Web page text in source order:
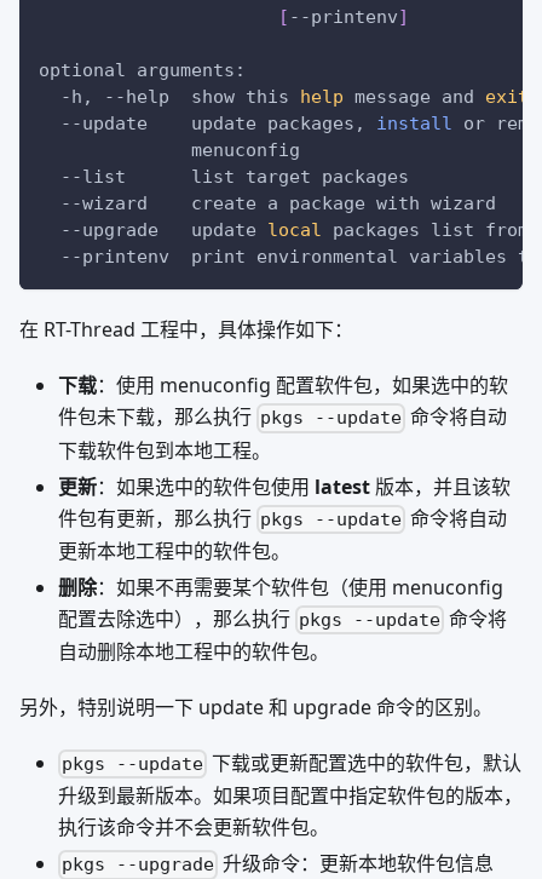
[ --printenv]
optional arguments:
  -h,
--help
  show this
help message and exit
--update
    update packages,
install or
              menuconfig
--list
      list target packages
--wizard
    create a package with wizard
--upgrade
   update
local packages list from
--printenv
print environmental variables
在 RT-Thread 工程中，具体操作如下：
下载：使用 menuconfig 配置软件包，如果选中的软
件包未下载，那么执行 pkgs --update 命令将自动
下载软件包到本地工程。
更新：如果选中的软件包使用 latest 版本，并且该软
件包有更新，那么执行 pkgs --update 命令将自动
更新本地工程中的软件包。
删除：如果不再需要某个软件包（使用 menuconfig
配置去除选中），那么执行 pkgs --update 命令将
自动删除本地工程中的软件包。
另外，特别说明一下 update 和 upgrade 命令的区别。
pkgs --update 下载或更新配置选中的软件包，默认
升级到最新版本。如果项目配置中指定软件包的版本，
执行该命令并不会更新软件包。
pkgs --upgrade 升级命令：更新本地软件包信息